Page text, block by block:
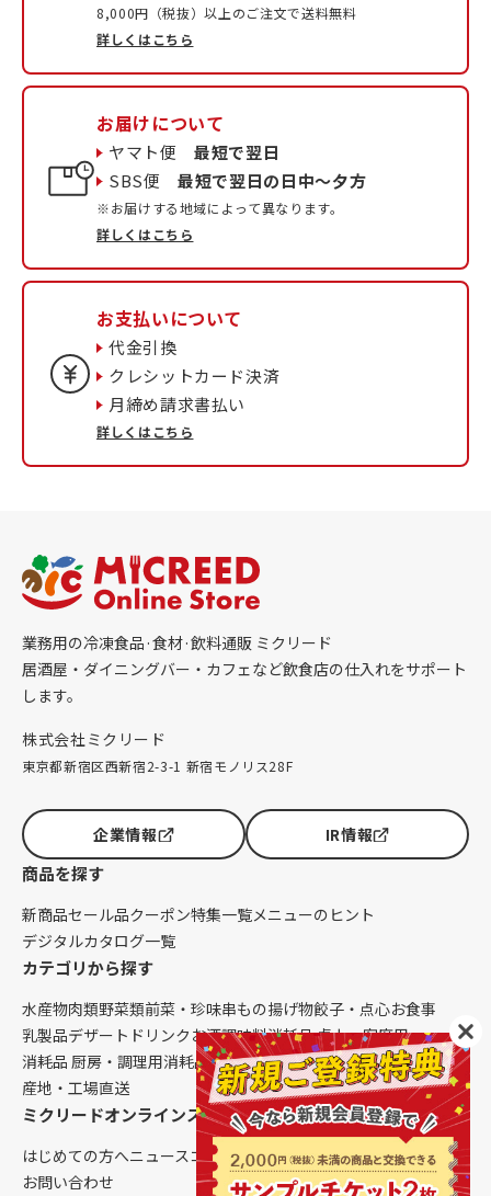
8,000円（税抜）以上のご注文で送料無料
詳しくはこちら
お届けについて
ヤマト便最短で翌日
SBS便最短で翌日の日中〜夕方
※お届けする地域によって異なります。
詳しくはこちら
お支払いについて
代金引換
クレシットカード決済
月締め請求書払い
詳しくはこちら
業務用の冷凍食品·食材·飲料通販 ミクリード
居酒屋・ダイニングバー・カフェなど飲食店の仕入れをサポート
します。
株式会社ミクリード
東京都新宿区西新宿2-3-1 新宿モノリス28F
企業情報 IR情報
商品を探す
新商品セール品クーポン特集一覧メニューのヒント
デジタルカタログ一覧
カテゴリから探す
水産物肉類野菜類前菜・珍味串もの揚げ物餃子・点心お食事
乳製品デザート ドリンク お酒調味料消耗品 卓上・客席用
消耗品 厨房・調理用消耗品 クレンリネス生鮮品（配送便限定）
産地・工場直送
ミクリードオンラインストアについて
はじめての方へニュースコラムご利用ガイド会社概要
お問い合わせ